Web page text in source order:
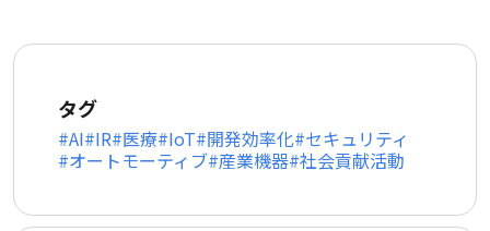
タグ
AI IR 医療 IoT 開発効率化 セキュリティ
オートモーティブ 産業機器 社会貢献活動